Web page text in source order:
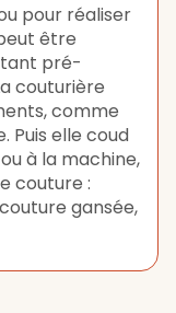
pour réaliser
être
pré-
couturière
comme
Puis elle coud
à la machine,
couture :
gansée,